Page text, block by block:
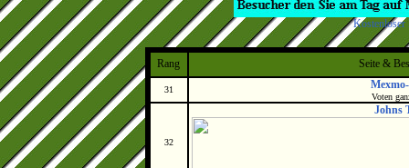
Kostenloser
Rang Seite &
31
Voten
32
Johns